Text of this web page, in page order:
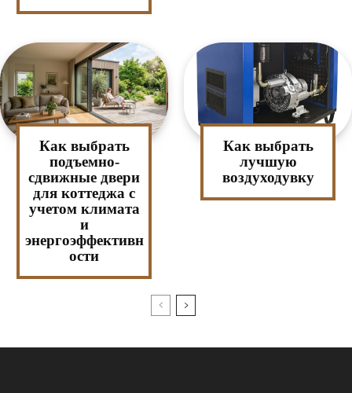
Как выбрать
подъемно-
сдвижные двери
для коттеджа с
учетом климата
и
энергоэффективн
ости
Как выбрать
лучшую
воздуходувку